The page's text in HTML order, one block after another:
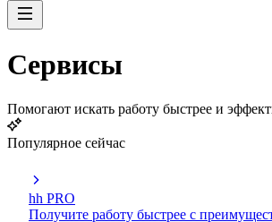
Сервисы
Помогают искать работу быстрее и
Популярное сейчас
hh PRO
Получите работу быстрее с